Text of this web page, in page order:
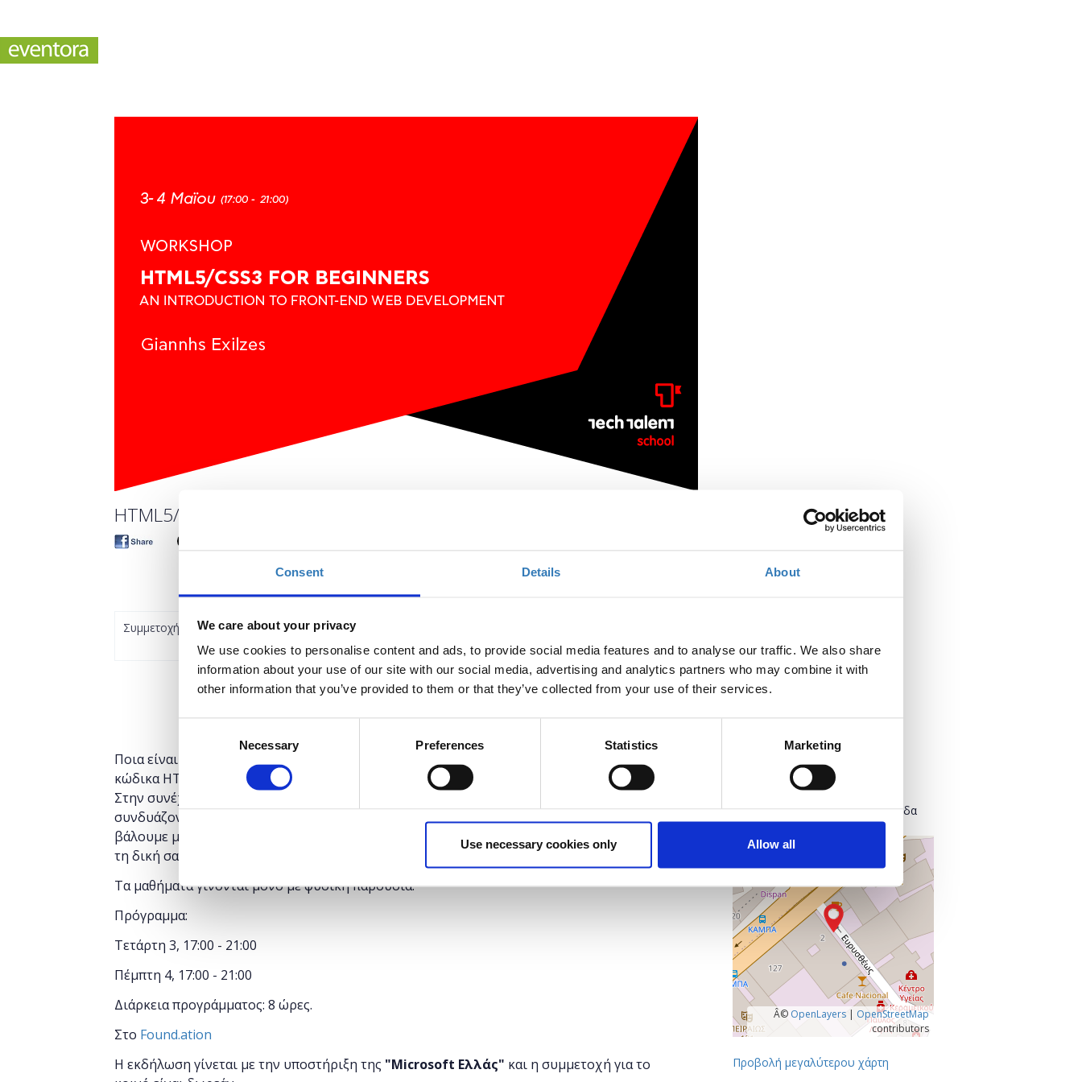
Consent Details About
We care about your privacy
We use cookies to personalise content and ads, to provide social media features and to analyse our traffic. We also share
information about your use of our site with our social media, advertising and analytics partners who may combine it with
other information that you’ve provided to them or that they’ve collected from your use of their services.
Necessary Preferences Statistics Marketing
Use necessary cookies only Allow all
HTML5/CSS3 for Beginners. An Introduction to Front-end web development (8hours)
Συμμετοχή
έχει λήξει.
Ποια είναι τα βασικά στοιχεία μιας ιστοσελίδας και πώς την κατασκευάζουμε με τη χρήση
κώδικα HTML; Μερικά από τα ερωτήματα που θα απαντήσουμε αρχικά σε αυτό το Course.
Στην συνέχεια θα δούμε πώς μας βοηθούν τα Stylesheets, τι είναι τα CSS και πώς όλα αυτά
συνδυάζονται για να εμφανιστεί στον browser του χρήστη το επιθυμητό αποτέλεσμα. Εδώ θα
βάλουμε μαζί τις βάσεις, για να γίνετε ένας σωστός front-end developer και να δημιουργήστε
τη δική σας ιστοσελίδα!
Τα μαθήματα γίνονται μόνο με φυσική παρουσία.
Πρόγραμμα:
Τετάρτη 3, 17:00 - 21:00
Πέμπτη 4, 17:00 - 21:00
Διάρκεια προγράμματος: 8 ώρες.
Στο Found.ation
Η εκδήλωση γίνεται με την υποστήριξη της "Microsoft Ελλάς" και η συμμετοχή για το
Πέμπτη, 4 Μαΐου 2017
Προσθήκη στο ημερολόγιό σας
Ευρυσθέως 2
118 54 Αθήνα
Κεντρικός Τομέας Αθηνών, Ελλάδα
+
–
Â© OpenLayers| OpenStreetMap
contributors
Προβολή μεγαλύτερου χάρτη